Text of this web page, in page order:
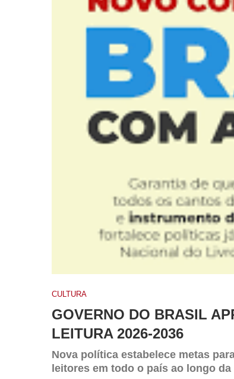
CULTURA
GOVERNO DO BRASIL
LEITURA 2026-2036
Nova política estabelece metas
leitores em todo o país ao longo